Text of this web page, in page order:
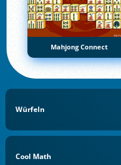
Mahjong Connect
Würfeln
Cool Math